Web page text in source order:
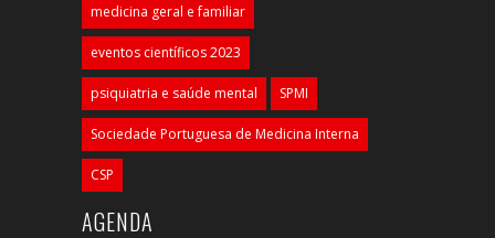
medicina geral e familiar
eventos científicos 2023
psiquiatria e saúde mental SPMI
Sociedade Portuguesa de Medicina Interna
CSP
AGENDA